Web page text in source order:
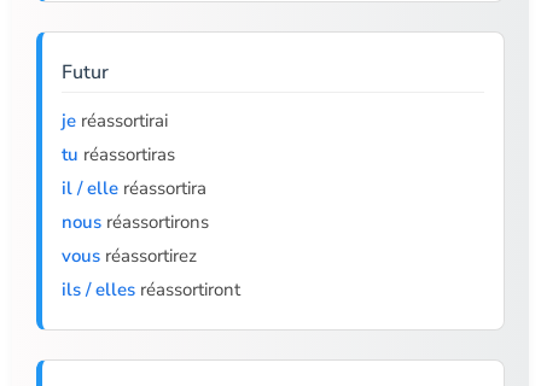
Futur
je réassortirai
tu réassortiras
il / elle réassortira
nous réassortirons
vous réassortirez
ils / elles réassortiront